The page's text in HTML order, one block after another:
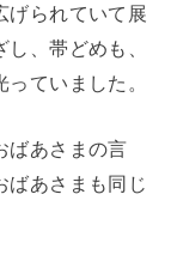
げられていて展
、帯どめも、
ていました。
ばあさまの言
ばあさまも同じ